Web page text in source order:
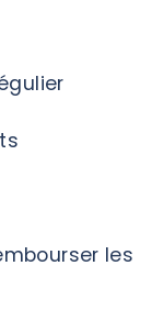
les